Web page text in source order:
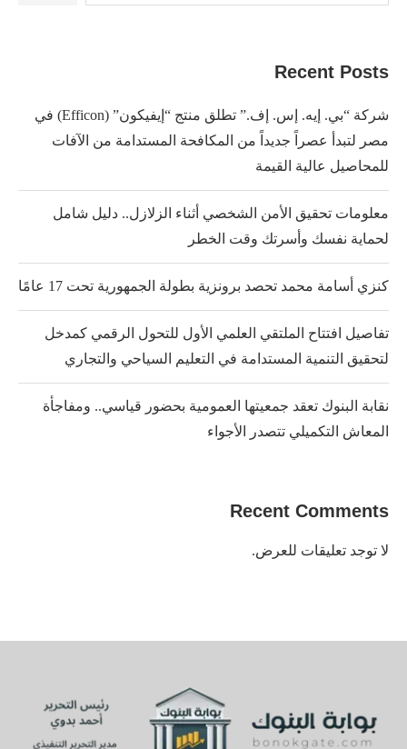
Recent Posts
شركة “بي. إيه. إس. إف.” تطلق منتج “إيفيكون” (Efficon) في
مصر لتبدأ عصراً جديداً من المكافحة المستدامة من الآفات
للمحاصيل عالية القيمة
معلومات تحقيق الأمن الشخصي أثناء الزلازل.. دليل شامل
لحماية نفسك وأسرتك وقت الخطر
كنزي أسامة محمد تحصد برونزية بطولة الجمهورية تحت 17 عامًا
تفاصيل افتتاح الملتقي العلمي الأول للتحول الرقمي كمدخل
لتحقيق التنمية المستدامة في التعليم السياحي والتجاري
نقابة البنوك تعقد جمعيتها العمومية بحضور قياسي.. ومفاجأة
المعاش التكميلي تتصدر الأجواء
Recent Comments
لا توجد تعليقات للعرض.